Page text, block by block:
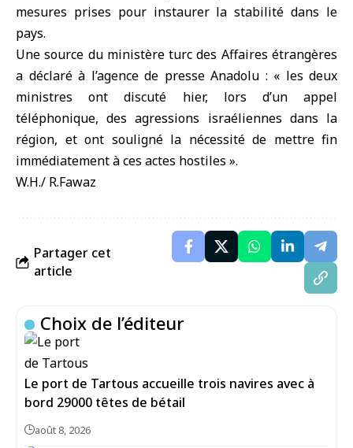
mesures prises pour instaurer la stabilité dans le
pays.
Une source du ministère turc des Affaires étrangères
a déclaré à l’agence de presse Anadolu : « les deux
ministres ont discuté hier, lors d’un appel
téléphonique, des agressions israéliennes dans la
région, et ont souligné la nécessité de mettre fin
immédiatement à ces actes hostiles ».
W.H./ R.Fawaz
Partager cet
article
Choix de l’éditeur
Le port de Tartous accueille trois navires avec à
bord 29000 têtes de bétail
août 8, 2026